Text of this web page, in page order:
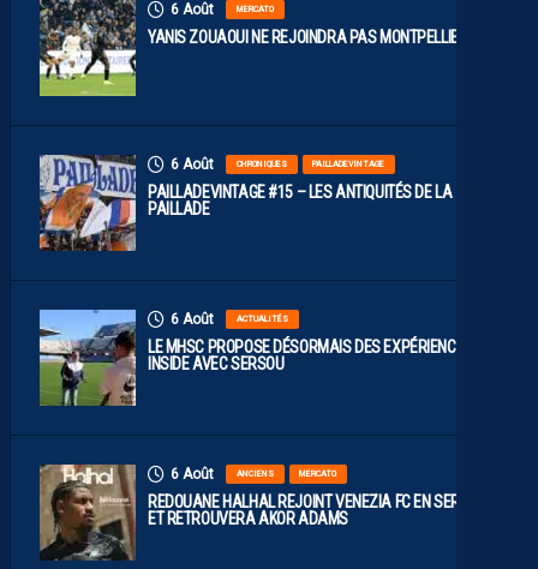
6 Août MERCATO
YANIS ZOUAOUI NE REJOINDRA PAS MONTPELLIER…
6 Août CHRONIQUES PAILLADEVINTAGE
PAILLADEVINTAGE #15 – LES ANTIQUITÉS DE LA
PAILLADE
6 Août ACTUALITÉS
LE MHSC PROPOSE DÉSORMAIS DES EXPÉRIENCES
INSIDE AVEC SERSOU
6 Août ANCIENS MERCATO
REDOUANE HALHAL REJOINT VENEZIA FC EN SERIE A
ET RETROUVERA AKOR ADAMS